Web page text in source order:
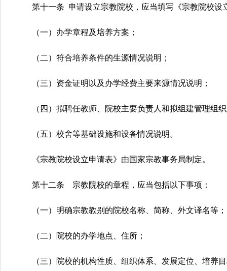
第十一条 申请设立宗教院校，应当填写《宗教院校设
（一）办学章程及培养方案；
（二）符合培养条件的生源情况说明；
（三）资金证明以及办学经费主要来源情况说明；
（四）拟聘任教师、院校主要负责人和拟组建管理组
（五）校舍等基础设施和设备情况说明。
《宗教院校设立申请表》由国家宗教事务局制定。
第十二条 宗教院校的章程，应当包括以下事项：
（一）明确宗教教别的院校名称、简称、外文译名等；
（二）院校的办学地点、住所；
（三）院校的机构性质、组织体系、发展定位、培养